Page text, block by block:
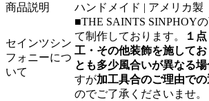
商品説明
ハンドメイド | アメリカ製
セインツシン
フォニーにつ
いて
■THE SAINTS SINPHOY
て制作しております。
１
工・その他装飾を施して
とも多少風合いが異なる場
すが加工具合のご理由で
のでご了承くださいませ。